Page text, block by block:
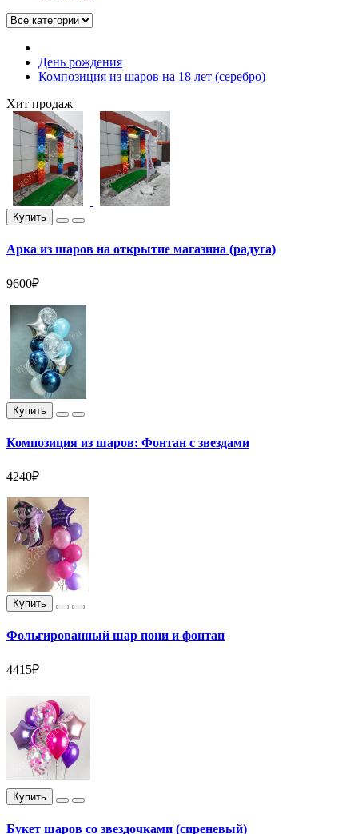
День рождения
Композиция из шаров на 18 лет (серебро)
Хит продаж
Купить
Арка из шаров на открытие магазина (радуга)
9600₽
Купить
Композиция из шаров: Фонтан с звездами
4240₽
Купить
Фольгированный шар пони и фонтан
4415₽
Купить
Букет шаров со звездочками (сиреневый)